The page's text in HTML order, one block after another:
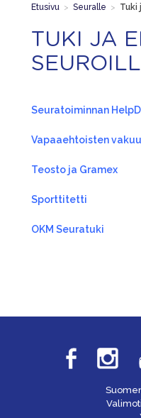
Etusivu > Seuralle > Tuki
TUKI JA
Seuratoiminnan
Vapaaehtoisten
Teosto ja Gramex
Sporttitetti
OKM Seuratuki